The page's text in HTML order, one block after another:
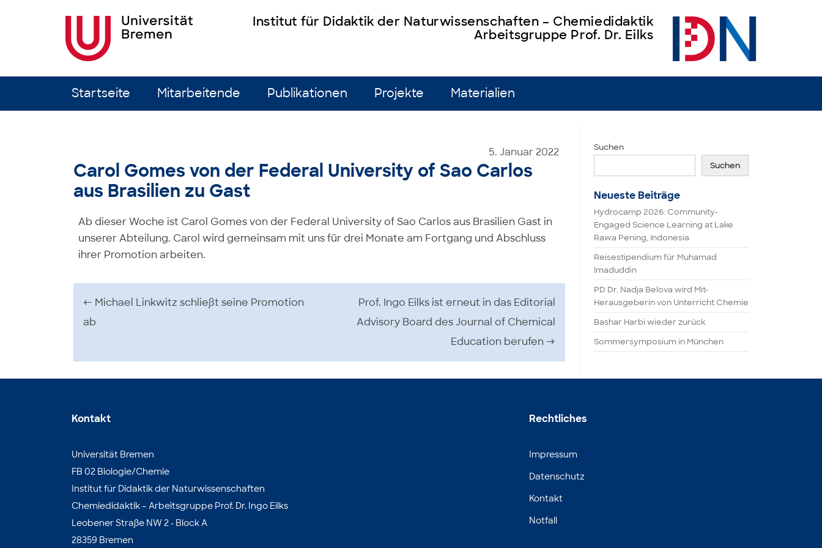
Institut für Didaktik der Naturwissenschaften – Chemiedidaktik
Arbeitsgruppe Prof. Dr. Eilks
Startseite Mitarbeitende Publikationen Projekte Materialien
5. Januar 2022
Carol Gomes von der Federal University of Sao Carlos
aus Brasilien zu Gast
Ab dieser Woche ist Carol Gomes von der Federal University of Sao Carlos aus Brasilien Gast in
unserer Abteilung. Carol wird gemeinsam mit uns für drei Monate am Fortgang und Abschluss
ihrer Promotion arbeiten.
Beitrags-Navigation
← Michael Linkwitz schließt seine Promotion
ab
Prof. Ingo Eilks ist erneut in das Editorial
Advisory Board des Journal of Chemical
Education berufen →
Suchen
Suchen
Neueste Beiträge
Hydrocamp 2026: Community-
Engaged Science Learning at Lake
Rawa Pening, Indonesia
Reisestipendium für Muhamad
Imaduddin
PD Dr. Nadja Belova wird Mit-
Herausgeberin von Unterricht Chemie
Bashar Harbi wieder zurück
Sommersymposium in München
Kontakt
Universität Bremen
FB 02 Biologie/Chemie
Institut für Didaktik der Naturwissenschaften
Chemiedidaktik – Arbeitsgruppe Prof. Dr. Ingo Eilks
Leobener Straße NW 2 - Block A
28359 Bremen
Rechtliches
Impressum
Datenschutz
Kontakt
Notfall